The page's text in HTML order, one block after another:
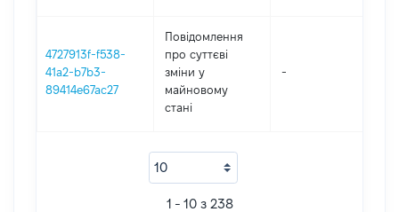
4727913f-f538-
41a2-b7b3-
89414e67ac27
Повідомлення
про суттєві
зміни y
майновому
стані
-
1 - 10 з 238